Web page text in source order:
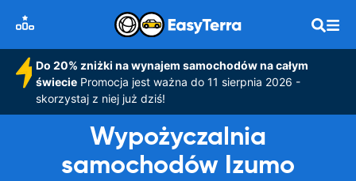
Do 20% zniżki na wynajem samochodów na całym
świeciePromocja jest ważna do 11 sierpnia 2026 -
skorzystaj z niej już dziś!
Wypożyczalnia
samochodów Izumo